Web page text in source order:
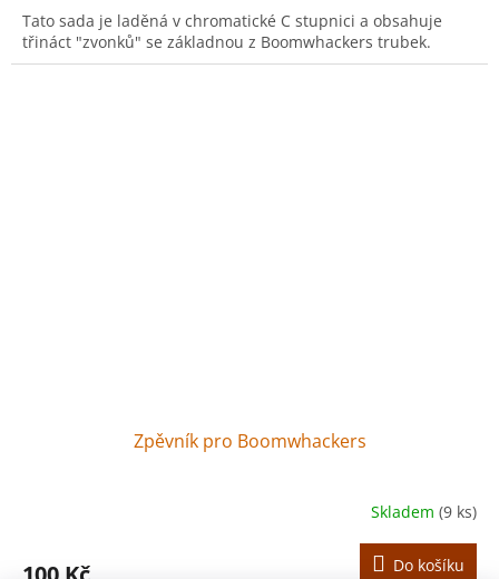
Tato sada je laděná v chromatické C stupnici a obsahuje
třináct "zvonků" se základnou z Boomwhackers trubek.
Zpěvník pro Boomwhackers
Skladem (9 ks)
Do košíku